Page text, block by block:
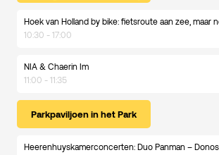
team
partners
Hoek van Holland by bike: fietsroute aan zee, maar
10:30 - 17:00
NIA & Chaerin Im
11:00 - 11:35
Parkpaviljoen in het Park
Heerenhuyskamerconcerten: Duo Panman –